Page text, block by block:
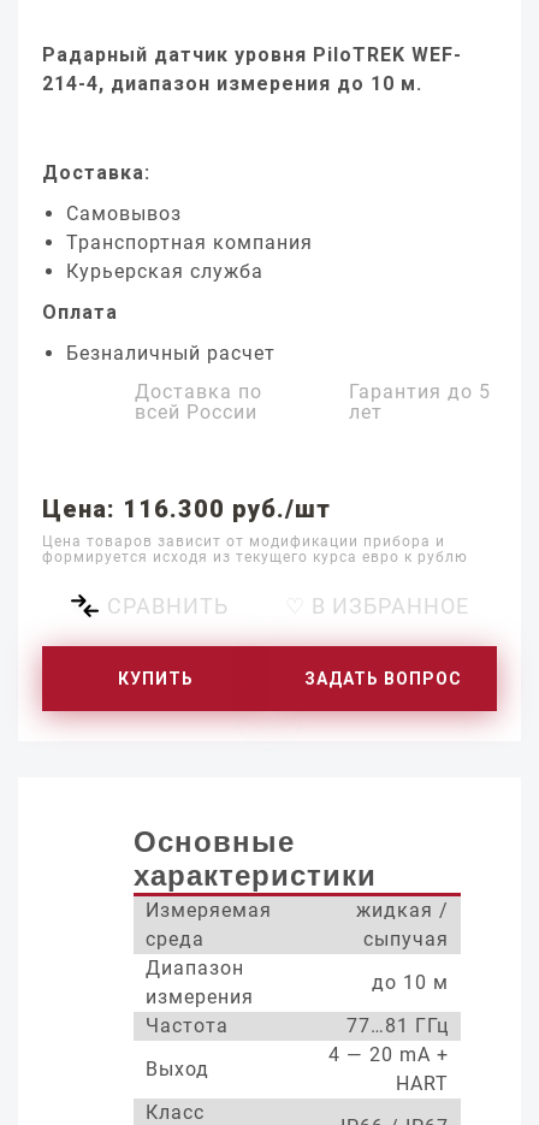
Радарный датчик уровня PiloTREK WEF-
214-4, диапазон измерения до 10 м.
Доставка:
Самовывоз
Транспортная компания
Курьерская служба
Оплата
Безналичный расчет
Доставка по
всей России
Гарантия до 5
лет
Цена: 116.300 руб./шт
Цена товаров зависит от модификации прибора и
формируется исходя из текущего курса евро к рублю
СРАВНИТЬ ♡ В ИЗБРАННОЕ
КУПИТЬ ЗАДАТЬ ВОПРОС
Основные
характеристики
Измеряемая
среда
жидкая /
сыпучая
Диапазон
измерения
до 10 м
Частота
77…81 ГГц
Выход
4 — 20 mA +
HART
Класс